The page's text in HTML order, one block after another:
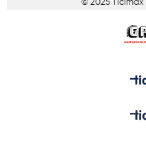
© 2025 Ticimax